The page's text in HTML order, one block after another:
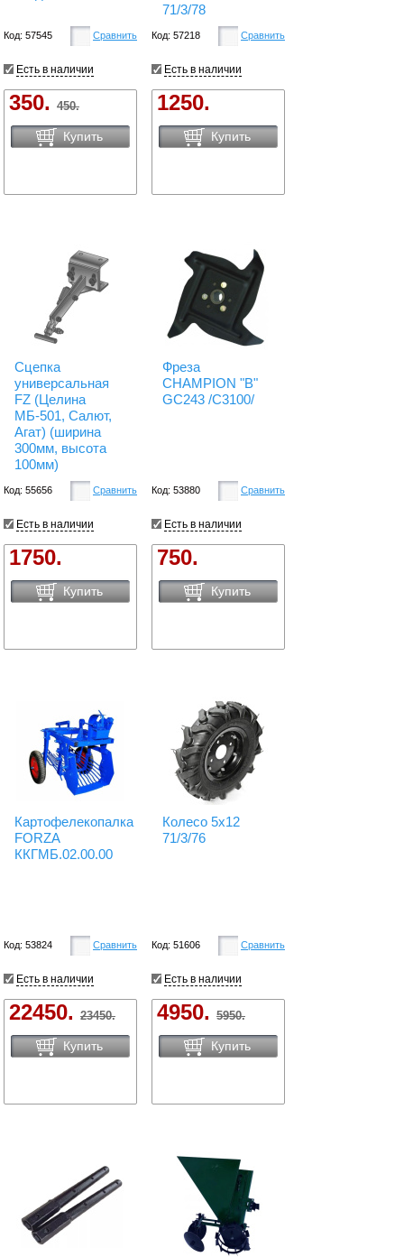
Код: 57545 Сравнить
Есть в наличии
350. 450.
Купить
71/3/78
Код: 57218 Сравнить
Есть в наличии
1250.
Купить
Сцепка
универсальная
FZ (Целина
МБ-501, Салют,
Агат) (ширина
300мм, высота
100мм)
Код: 55656 Сравнить
Есть в наличии
1750.
Купить
Фреза
CHAMPION "B"
GC243 /C3100/
Код: 53880 Сравнить
Есть в наличии
750.
Купить
Картофелекопалка
FORZA
ККГМБ.02.00.00
Код: 53824 Сравнить
Есть в наличии
22450. 23450.
Купить
Колесо 5х12
71/3/76
Код: 51606 Сравнить
Есть в наличии
4950. 5950.
Купить